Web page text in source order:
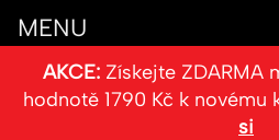
AKCE:Získejte ZDARMA
hodnotě 1790 Kč k novému
si
MENU